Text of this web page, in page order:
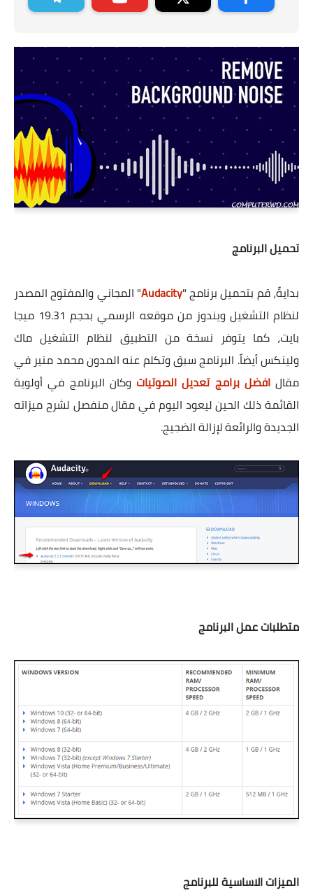
تحميل البرنامج
بدايةً، قم بتحميل برنامج "Audacity" المجاني والمفتوح المصدر
لنظام التشغيل ويندوز من موقعه الرسمي بحجم 19.31 ميجا
بايت، كما يتوفر نسخة من التطبيق لنظام التشغيل ماك
ولينكس أيضاً. البرنامج سبق وتكلم عنه المدون محمد منير في
مقالافضل برامج تعديل الصوتيات وكان البرنامج في أولوية
القائمة ذلك الحين ليعود اليوم في مقال منفصل لشرح ميزاته
الجديدة والرائعة لإزالة الضجيج.
متطلبات عمل البرنامج
الميزات الاساسية للبرنامج